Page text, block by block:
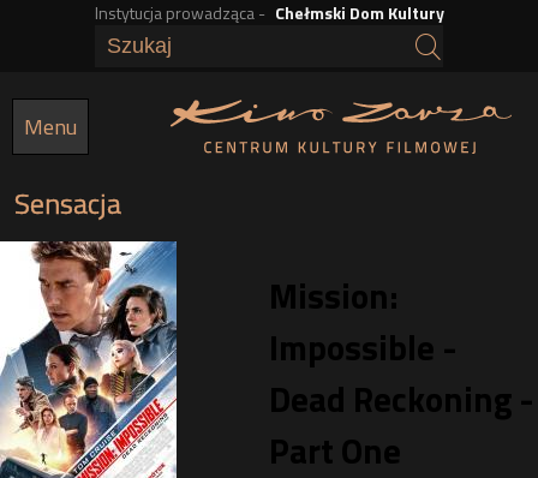
Przejdź
treści
Instytucja prowadząca - Chełmski Dom Kultury
Menu
Sensacja
Mission:
Impossible -
Dead Reckoning -
Part One